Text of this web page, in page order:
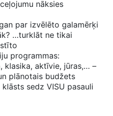
nāksies
par izvēlēto galamērķi
…turklāt ne tikai
programmas:
klasika, aktīvie, jūras,… –
plānotais budžets
sedz VISU pasauli